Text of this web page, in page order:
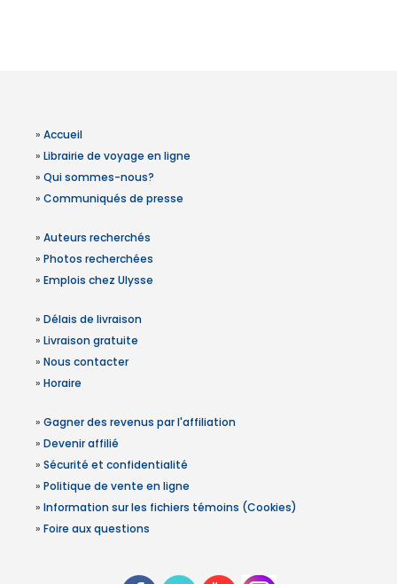
» Accueil
» Librairie de voyage en ligne
» Qui sommes-nous?
» Communiqués de presse
» Auteurs recherchés
» Photos recherchées
» Emplois chez Ulysse
» Délais de livraison
» Livraison gratuite
» Nous contacter
» Horaire
» Gagner des revenus par l'affiliation
» Devenir affilié
» Sécurité et confidentialité
» Politique de vente en ligne
» Information sur les fichiers témoins (Cookies)
» Foire aux questions